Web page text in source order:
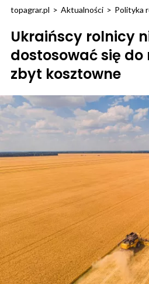
topagrar.pl > Aktualności > Polityka
Ukraińscy rolnicy
dostosować się do
zbyt kosztowne